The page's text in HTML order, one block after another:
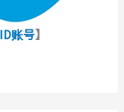
账号】